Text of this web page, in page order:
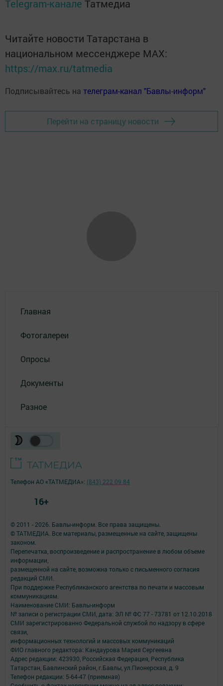
Telegram-канале Татмедиа
Читайте новости Татарстана в
национальном мессенджере MАХ:
https://max.ru/tatmedia
Подписывайтесь на телеграм-канал "Бавлы-информ"
Перейти на страницу новости
Главная
Фотогалереи
Опросы
Документы
Разное
© 2011 - 2026. Бавлы-информ. Все права защищены.
© ТАТМЕДИА. Все материалы, размещенные на сайте, защищены
законом.
Перепечатка, воспроизведение и распространение в любом объеме
информации,
размещенной на сайте, возможна только с письменного согласия
редакций СМИ.
При поддержке Республиканского агентства по печати и массовым
коммуникациям.
Наименование СМИ: Бавлы-информ
№ записи о регистрации СМИ, дата: ЭЛ № ФС 77 - 73781 от 12.10.2018
СМИ зарегистрированно Федеральной службой по надзору в сфере
связи,
информационных технологий и массовых коммуникаций
ФИО главного редактора: Кандаурова Мария Сергеевна
Адрес редакции: 423930, Российская Федерация, Республика
Татарстан, Бавлинский район, г.Бавлы, ул.Пионерская, д. 9
Телефон редакции: 5-64-47 (приемная)
Телефон АО «ТАТМЕДИА»: (843) 222 09 84
16+